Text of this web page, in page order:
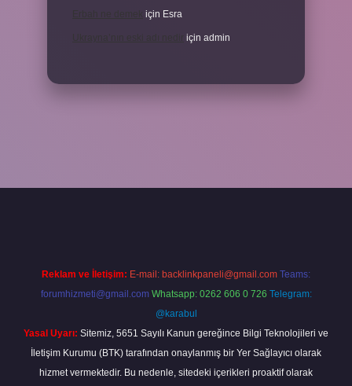
için Esra
için admin
Reklam ve İletişim: E-mail: backlinkpaneli@gmail.com Teams:
forumhizmeti@gmail.com Whatsapp: 0262 606 0 726 Telegram:
@karabul
Yasal Uyarı: Sitemiz, 5651 Sayılı Kanun gereğince Bilgi Teknolojileri ve
İletişim Kurumu (BTK) tarafından onaylanmış bir Yer Sağlayıcı olarak
hizmet vermektedir. Bu nedenle, sitedeki içerikleri proaktif olarak